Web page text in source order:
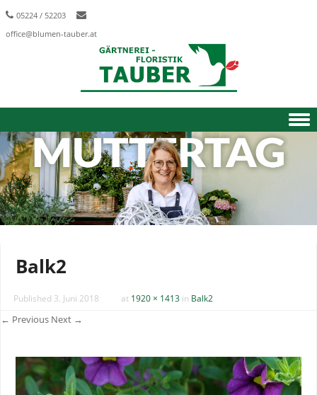
05224 / 52203
office@blumen-tauber.at
Skip to content
Balk2
Published 3. Juni 2018 at 1920 × 1413 in Balk2
← Previous Next →